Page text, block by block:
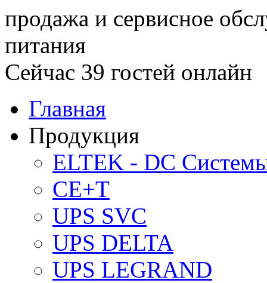
продажа и сервисное
питания
Сейчас 39 гостей онлайн
Главная
Продукция
ELTEK - DC
CE+T
UPS SVC
UPS DELTA
UPS LEGRAND